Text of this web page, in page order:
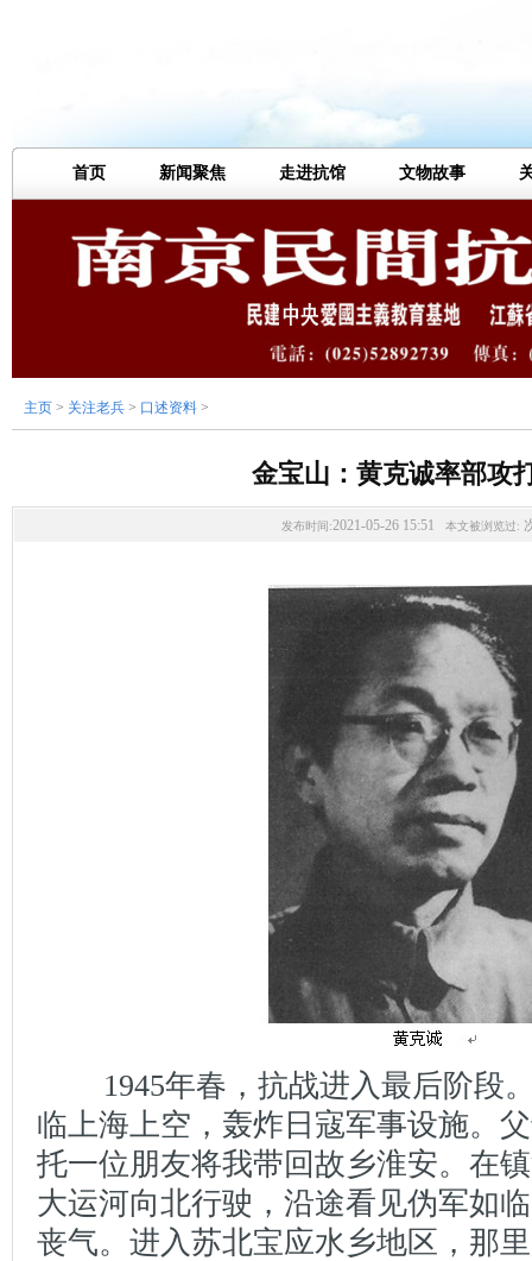
首页 新闻聚焦 走进抗馆 文物故事
主页 > 关注老兵 > 口述资料 >
金宝山：黄克诚率部攻
发布时间:2021-05-26 15:51 本文被浏览过:
1945年春，抗战进入最后阶段
临上海上空，轰炸日寇军事设施。
托一位朋友将我带回故乡淮安。在
大运河向北行驶，沿途看见伪军如
丧气。进入苏北宝应水乡地区，那